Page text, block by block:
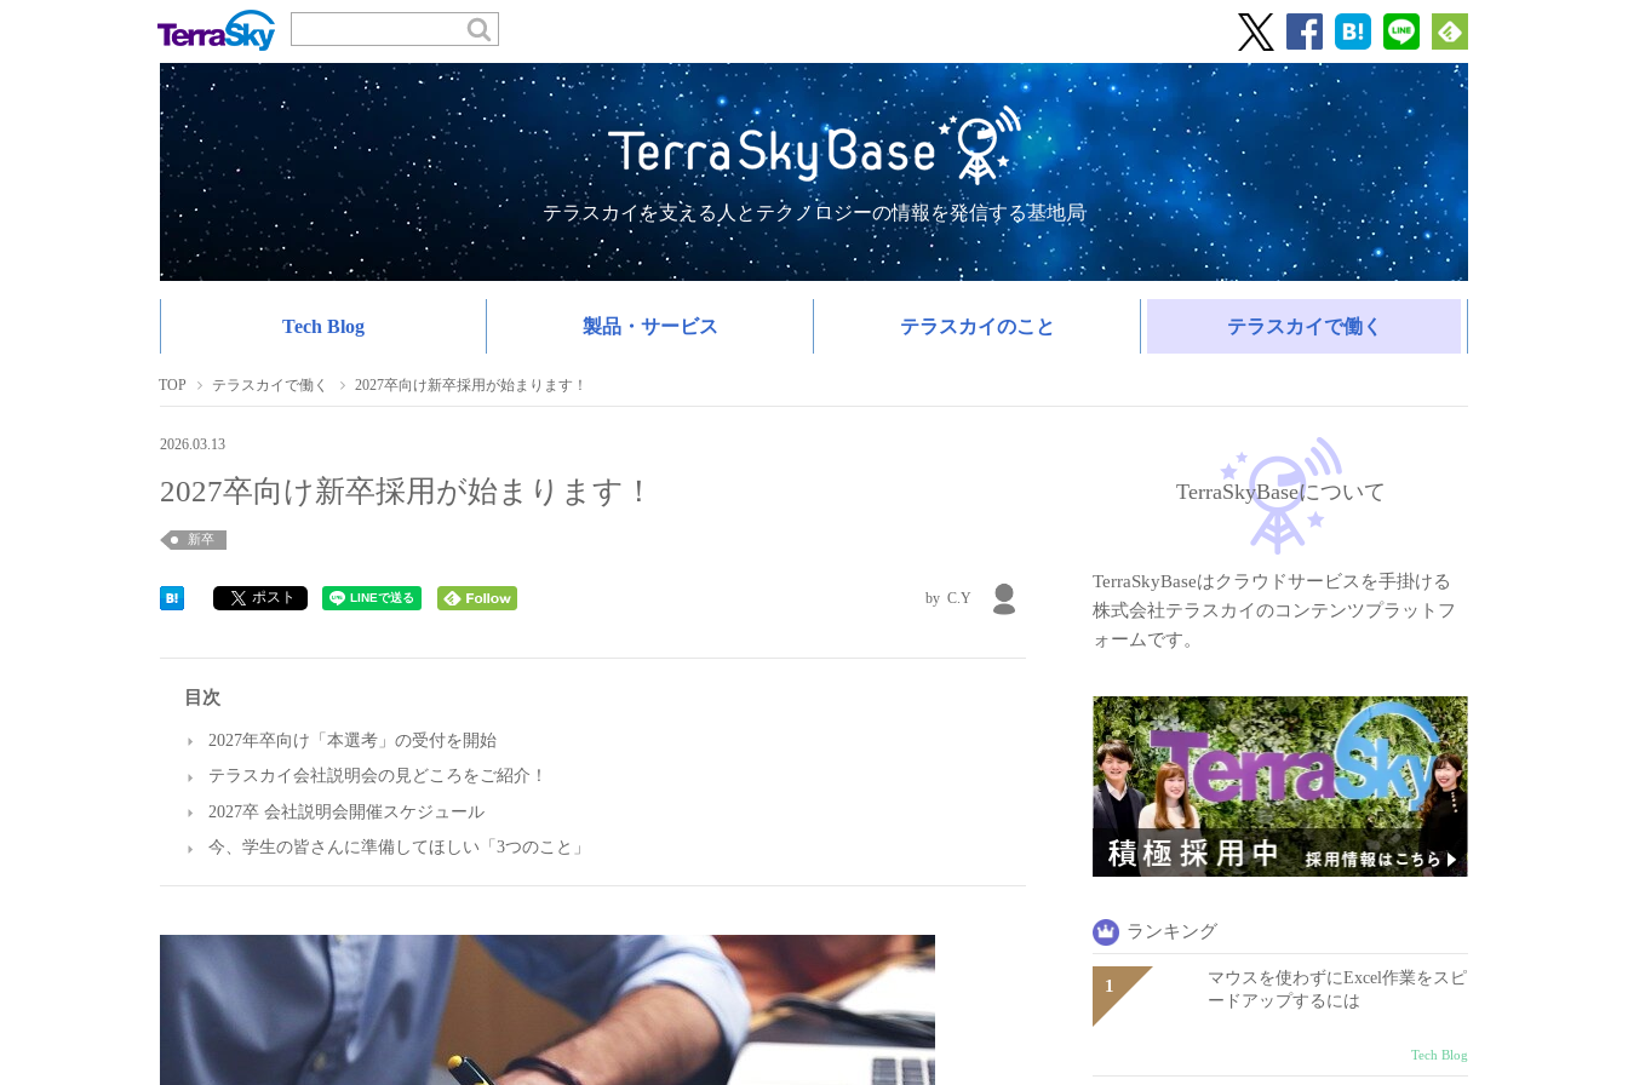
テラスカイを支える人とテクノロジーの情報を発信する基地局
Tech Blog 製品・サービス テラスカイのこと テラスカイで働く
TOP テラスカイで働く 2027卒向け新卒採用が始まります！
2026.03.13
2027卒向け新卒採用が始まります！
新卒
ポスト C.Y
目次
2027年卒向け「本選考」の受付を開始
テラスカイ会社説明会の見どころをご紹介！
2027卒 会社説明会開催スケジュール
今、学生の皆さんに準備してほしい「3つのこと」
TerraSkyBaseについて
TerraSkyBaseはクラウドサービスを手掛ける
株式会社テラスカイのコンテンツプラットフ
ォームです。
ランキング
マウスを使わずにExcel作業をスピ
ードアップするには
Tech Blog